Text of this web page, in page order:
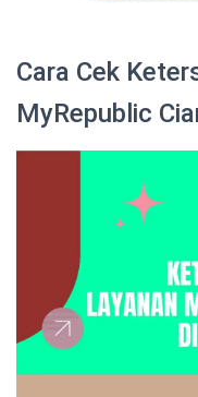
Cara Cek
MyRepublic